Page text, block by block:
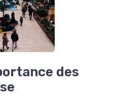
des